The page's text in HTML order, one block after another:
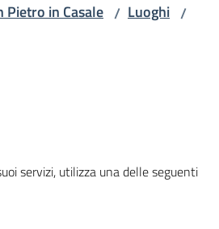
Pietro in Casale / Luoghi /
servizi, utilizza una delle seguenti